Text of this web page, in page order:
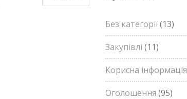
Без категорії(13)
Закупівлі (11)
Корисна інформація
Оголошення (95)